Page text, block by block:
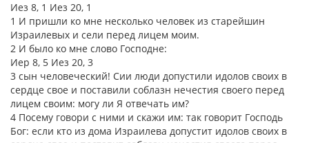
Иез 8, 1 Иез 20, 1
1 И пришли ко мне несколько человек из старейшин
Израилевых и сели перед лицем моим.
2 И было ко мне слово Господне:
Иер 8, 5 Иез 20, 3
3 сын человеческий! Сии люди допустили идолов своих в
сердце свое и поставили соблазн нечестия своего перед
лицем своим: могу ли Я отвечать им?
4 Посему говори с ними и скажи им: так говорит Господь
Бог: если кто из дома Израилева допустит идолов своих в